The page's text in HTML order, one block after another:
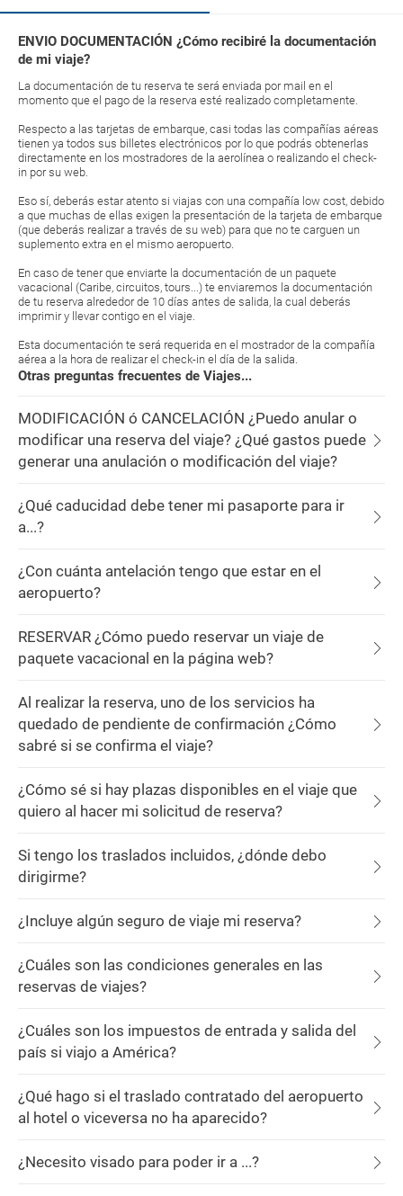
ENVIO DOCUMENTACIÓN ¿Cómo recibiré la documentación
de mi viaje?
La documentación de tu reserva te será enviada por mail en el
momento que el pago de la reserva esté realizado completamente.
Respecto a las tarjetas de embarque, casi todas las compañías aéreas
tienen ya todos sus billetes electrónicos por lo que podrás obtenerlas
directamente en los mostradores de la aerolínea o realizando el check-
in por su web.
Eso sí, deberás estar atento si viajas con una compañía low cost, debido
a que muchas de ellas exigen la presentación de la tarjeta de embarque
(que deberás realizar a través de su web) para que no te carguen un
suplemento extra en el mismo aeropuerto.
En caso de tener que enviarte la documentación de un paquete
vacacional (Caribe, circuitos, tours...) te enviaremos la documentación
de tu reserva alrededor de 10 días antes de salida, la cual deberás
imprimir y llevar contigo en el viaje.
Esta documentación te será requerida en el mostrador de la compañía
aérea a la hora de realizar el check-in el día de la salida.
Otras preguntas frecuentes de Viajes...
MODIFICACIÓN ó CANCELACIÓN ¿Puedo anular o
modificar una reserva del viaje? ¿Qué gastos puede
generar una anulación o modificación del viaje?
¿Qué caducidad debe tener mi pasaporte para ir
a...?
¿Con cuánta antelación tengo que estar en el
aeropuerto?
RESERVAR ¿Cómo puedo reservar un viaje de
paquete vacacional en la página web?
Al realizar la reserva, uno de los servicios ha
quedado de pendiente de confirmación ¿Cómo
sabré si se confirma el viaje?
¿Cómo sé si hay plazas disponibles en el viaje que
quiero al hacer mi solicitud de reserva?
Si tengo los traslados incluidos, ¿dónde debo
dirigirme?
¿Incluye algún seguro de viaje mi reserva?
¿Cuáles son las condiciones generales en las
reservas de viajes?
¿Cuáles son los impuestos de entrada y salida del
país si viajo a América?
¿Qué hago si el traslado contratado del aeropuerto
al hotel o viceversa no ha aparecido?
¿Necesito visado para poder ir a ...?